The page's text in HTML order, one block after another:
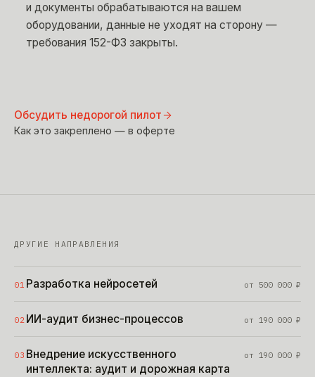
и документы обрабатываются на вашем
оборудовании, данные не уходят на сторону —
требования 152-ФЗ закрыты.
Обсудить недорогой пилот
Как это закреплено — в оферте
ДРУГИЕ НАПРАВЛЕНИЯ
01 Разработка нейросетей от 500 000₽
02 ИИ-аудит бизнес-процессов от 190 000₽
03 Внедрение искусственного
интеллекта: аудит и дорожная карта
от 190 000₽